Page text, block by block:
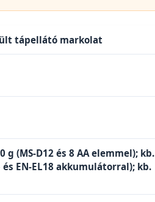
tápellátó markolat
g (MS-D12 és 8 AA elemmel); kb.
és EN-EL18 akkumulátorral); kb.